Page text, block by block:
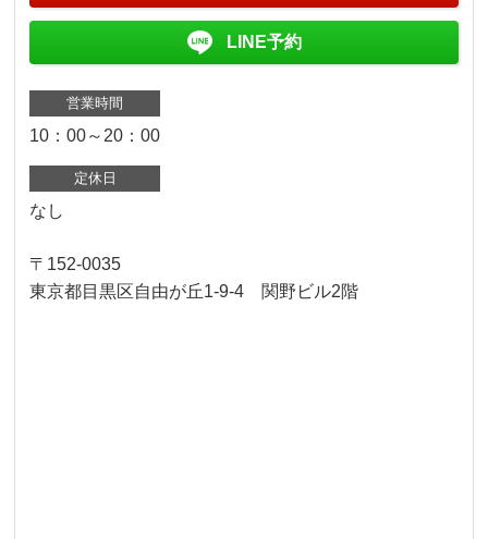
LINE予約
営業時間
10：00～20：00
定休日
なし
〒152-0035
東京都目黒区自由が丘1-9-4 関野ビル2階